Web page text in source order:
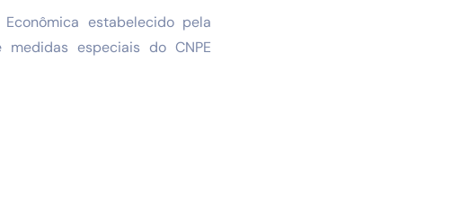
estabelecido pela
especiais do CNPE